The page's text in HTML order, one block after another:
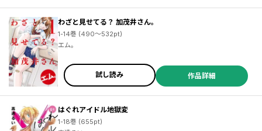
わざと見せてる？ 加茂井さん。
1-14巻 (490～532pt)
エム。
試し読み 作品詳細
はぐれアイドル地獄変
1-18巻 (655pt)